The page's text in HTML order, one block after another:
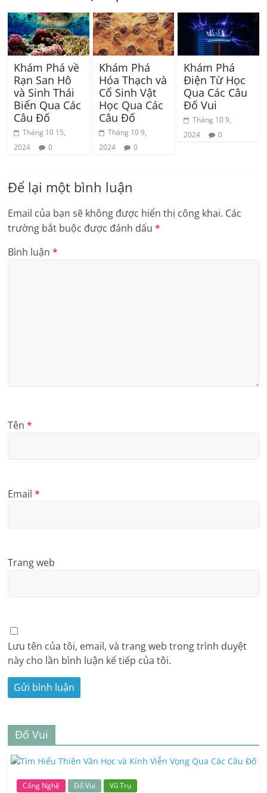
Khám Phá về
Rạn San Hô
và Sinh Thái
Biển Qua Các
Câu Đố
Tháng 10 15,
2024
0
Khám Phá
Hóa Thạch và
Cổ Sinh Vật
Học Qua Các
Câu Đố
Tháng 10 9,
2024
0
Khám Phá
Điện Từ Học
Qua Các Câu
Đố Vui
Tháng 10 9,
2024
0
Để lại một bình luận
Email của bạn sẽ không được hiển thị công khai. Các
trường bắt buộc được đánh dấu*
Bình luận*
Tên*
Email*
Trang web
Lưu tên của tôi, email, và trang web trong trình duyệt
này cho lần bình luận kế tiếp của tôi.
Đố Vui
Công Nghệ Đố Vui Vũ Trụ